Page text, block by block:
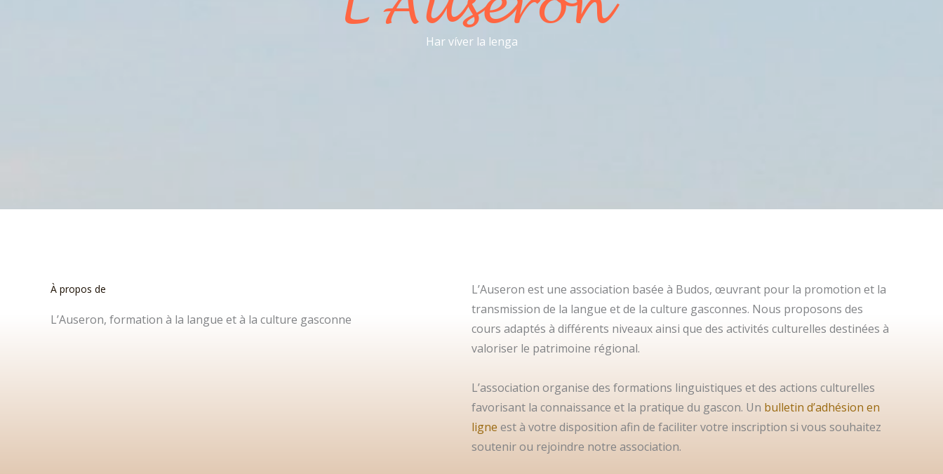
Har víver la lenga
À propos de
L’Auseron, formation à la langue et à la culture gasconne
L’Auseron est une association basée à Budos, œuvrant pour la promotion et la
transmission de la langue et de la culture gasconnes. Nous proposons des
cours adaptés à différents niveaux ainsi que des activités culturelles destinées à
valoriser le patrimoine régional.
L’association organise des formations linguistiques et des actions culturelles
favorisant la connaissance et la pratique du gascon. Un bulletin d’adhésion en
ligne est à votre disposition afin de faciliter votre inscription si vous souhaitez
soutenir ou rejoindre notre association.